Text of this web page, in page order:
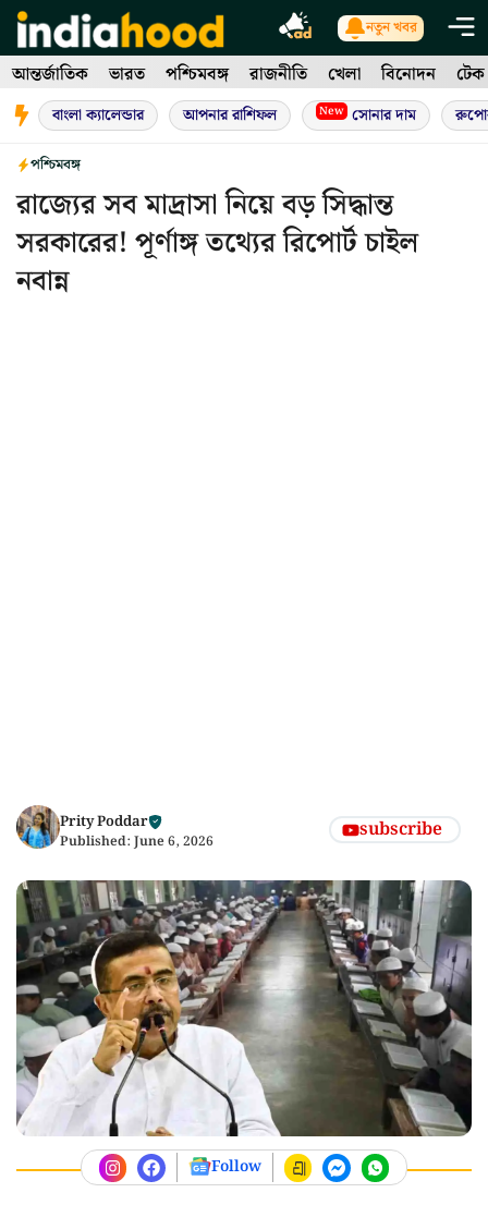
Skip
to
content
নতুন খবর
আন্তর্জাতিক ভারত পশ্চিমবঙ্গ রাজনীতি খেলা বিনোদন টেক
বাংলা ক্যালেন্ডার আপনার রাশিফল New সোনার দাম
পশ্চিমবঙ্গ
রাজ্যের সব মাদ্রাসা নিয়ে বড় সিদ্ধান্ত
সরকারের! পূর্ণাঙ্গ তথ্যের রিপোর্ট চাইল
নবান্ন
Prity Poddar
Published: June 6, 2026 subscribe
Follow